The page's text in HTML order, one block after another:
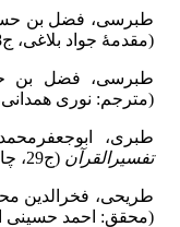
طبرسی، فضل ‌بن ‌حسن.
(مقدمۀ جواد بلاغی، ج8 و 10، چاپ سوم). تهران: ناصرخسرو.
طبرسی، فضل ‌بن
(مترجم: نوری همدانی، ج1). بی‌جا:
طبری، ابوجعفرمحمد
تفسیرالقرآن (ج29، چاپ اول). بیروت: دارالمعرفة.
طریحی، فخرالدین محمد.
(محقق: احمد حسینی اشکوری،